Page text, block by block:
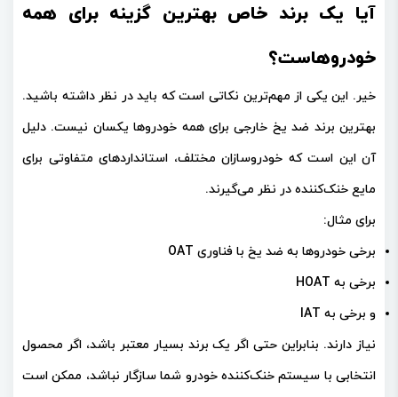
آیا یک برند خاص بهترین گزینه برای همه
خودروهاست؟
خیر. این یکی از مهم‌ترین نکاتی است که باید در نظر داشته باشید.
بهترین برند ضد یخ خارجی برای همه خودروها یکسان نیست. دلیل
آن این است که خودروسازان مختلف، استانداردهای متفاوتی برای
مایع خنک‌کننده در نظر می‌گیرند.
برای مثال:
برخی خودروها به ضد یخ با فناوری OAT
برخی به HOAT
و برخی به IAT
نیاز دارند. بنابراین حتی اگر یک برند بسیار معتبر باشد، اگر محصول
انتخابی با سیستم خنک‌کننده خودرو شما سازگار نباشد، ممکن است